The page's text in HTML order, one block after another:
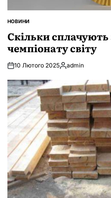
ОПУБЛІКУВАТИ
НОВИНИ
Скільки сплачують
чемпіонату світу
10 Лютого 2025Опубліковано
admin